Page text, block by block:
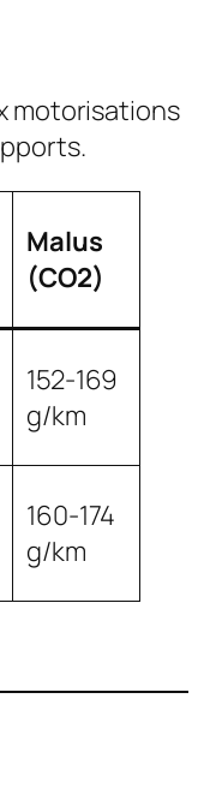
motorisations
Malus
(CO2)
152-169
g/km
160-174
g/km